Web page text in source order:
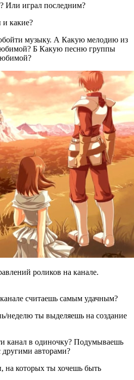
Или играл последним?
и какие?
музыку. А Какую мелодию из
Б Какую песню группы
роликов на канале.
считаешь самым удачным?
неделю ты выделяешь на создание
канал в одиночку? Подумываешь
другими авторами?
на которых ты хочешь быть